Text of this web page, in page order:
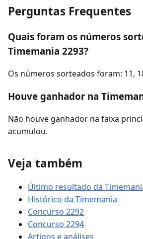
Perguntas Frequentes
Quais foram os números
Timemania 2293?
Os números sorteados foram: 11,
Houve ganhador na
Não houve ganhador na faixa
acumulou.
Veja também
Último resultado da
Histórico da Timemania
Concurso 2292
Concurso 2294
Artigos e análises